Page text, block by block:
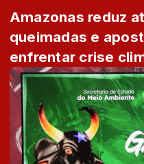
Amazonas reduz
queimadas e
enfrentar crise